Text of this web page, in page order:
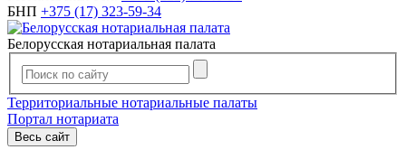
БНП +375 (17) 323-59-34
Белорусская нотариальная палата
Территориальные нотариальные палаты
Портал нотариата
Весь сайт